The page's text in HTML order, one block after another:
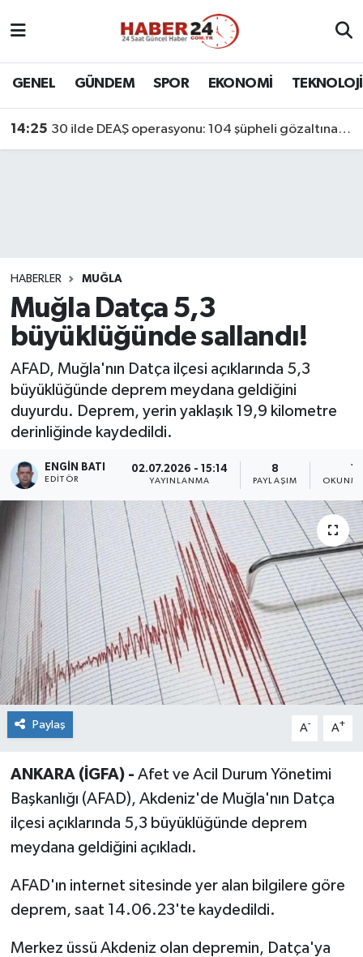
GENEL GÜNDEM SPOR EKONOMİ TEKNOLOJİ
14:25 30 ilde DEAŞ operasyonu: 104 şüpheli gözaltına alındı
HABERLER MUĞLA
Muğla Datça 5,3
büyüklüğünde sallandı!
AFAD, Muğla'nın Datça ilçesi açıklarında 5,3
büyüklüğünde deprem meydana geldiğini
duyurdu. Deprem, yerin yaklaşık 19,9 kilometre
derinliğinde kaydedildi.
ENGIN BATI
EDITÖR
02.07.2026 - 15:14
YAYINLANMA
8
PAYLAŞIM
Paylaş A- A+
ANKARA (İGFA) - Afet ve Acil Durum Yönetimi
Başkanlığı (AFAD), Akdeniz'de Muğla'nın Datça
ilçesi açıklarında 5,3 büyüklüğünde deprem
meydana geldiğini açıkladı.
AFAD'ın internet sitesinde yer alan bilgilere göre
deprem, saat 14.06.23'te kaydedildi.
Merkez üssü Akdeniz olan depremin, Datça'ya
Nöbetçi Eczaneler
Son Dakika Haberleri
Haber Arşivi